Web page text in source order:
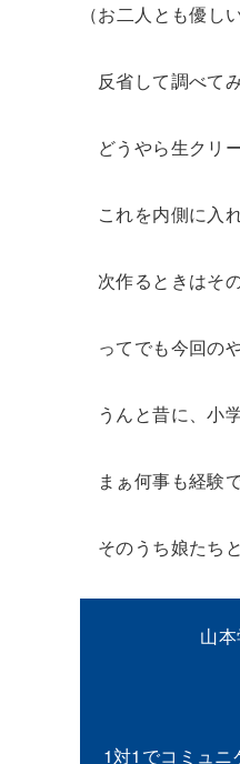
（お二人とも優し
反省して調べて
どうやら生クリ
これを内側に入
次作るときはそ
ってでも今回の
うんと昔に、小
まぁ何事も経験
そのうち娘たち
山
1対1でコミュ